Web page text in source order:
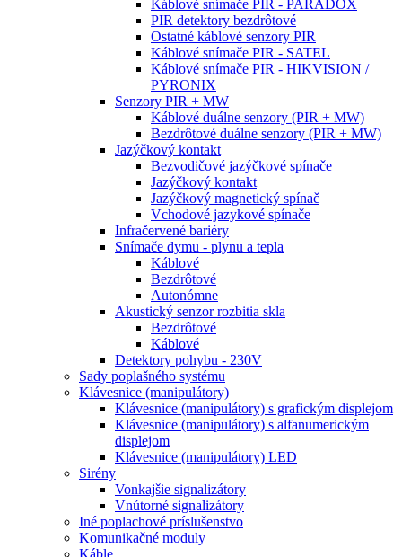
Káblové snímače PIR - PARADOX
PIR detektory bezdrôtové
Ostatné káblové senzory PIR
Káblové snímače PIR - SATEL
Káblové snímače PIR - HIKVISION /
PYRONIX
Senzory PIR + MW
Káblové duálne senzory (PIR + MW)
Bezdrôtové duálne senzory (PIR + MW)
Jazýčkový kontakt
Bezvodičové jazýčkové spínače
Jazýčkový kontakt
Jazýčkový magnetický spínač
Vchodové jazykové spínače
Infračervené bariéry
Snímače dymu - plynu a tepla
Káblové
Bezdrôtové
Autonómne
Akustický senzor rozbitia skla
Bezdrôtové
Káblové
Detektory pohybu - 230V
Sady poplašného systému
Klávesnice (manipulátory)
Klávesnice (manipulátory) s grafickým displejom
Klávesnice (manipulátory) s alfanumerickým
displejom
Klávesnice (manipulátory) LED
Sirény
Vonkajšie signalizátory
Vnútorné signalizátory
Iné poplachové príslušenstvo
Komunikačné moduly